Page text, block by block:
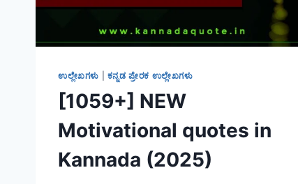
ಉಲ್ಲೇಖಗಳು ಕನ್ನಡ ಪ್ರೇರಕ ಉಲ್ಲೇಖಗಳು
[1059+] NEW
Motivational quotes in
Kannada (2025)